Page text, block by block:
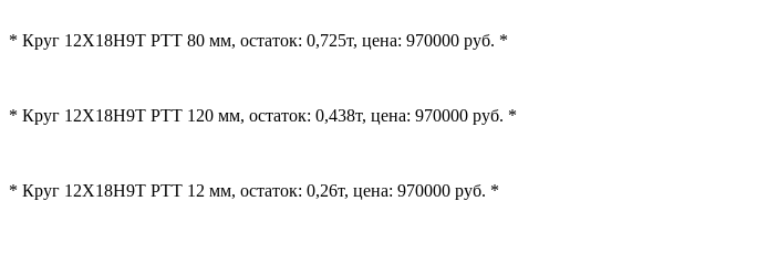
* Круг 12Х18Н9Т РТТ 80 мм, остаток: 0,725т, цена: 970000 руб. *
* Круг 12Х18Н9Т РТТ 120 мм, остаток: 0,438т, цена: 970000 руб. *
* Круг 12Х18Н9Т РТТ 12 мм, остаток: 0,26т, цена: 970000 руб. *